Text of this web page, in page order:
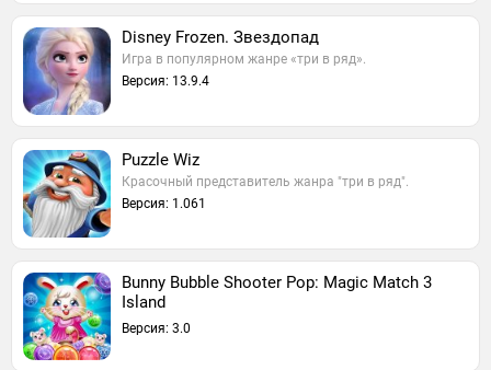
Disney Frozen. Звездопад
Игра в популярном жанре «три в ряд».
Версия: 13.9.4
Puzzle Wiz
Красочный представитель жанра "три в ряд".
Версия: 1.061
Bunny Bubble Shooter Pop: Magic Match 3
Island
Версия: 3.0